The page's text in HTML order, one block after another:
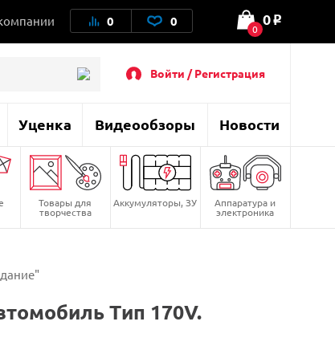
0 0 0
0 o
Войти / Регистрация
Уценка Видеообзоры Новости
Товары для
творчества
Аккумуляторы, ЗУ Аппаратура и
электроника
Тип 170V.